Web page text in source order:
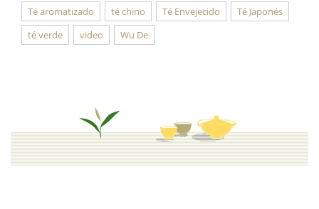
Té aromatizado
té chino Té Envejecido
Té Japonés
té verde
video Wu De